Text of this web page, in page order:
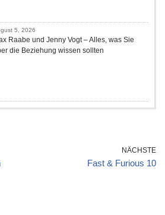
5, 2026
Raabe und Jenny Vogt – Alles, was Sie
die Beziehung wissen sollten
NÄCHSTE
Fast & Furious 10